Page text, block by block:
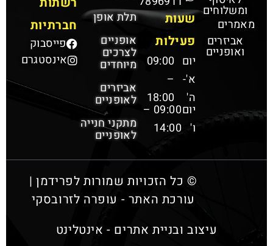
ומשלוחים
מאמרים
אביזרים
ואופניים
שעות
פעילות
יום
א'-
ה'
09:00
–
18:00
יום
ו'
09:00 –
14:00
תלת אופן
אופניים
לצרכים
מיוחדים
אביזרים
לאופניים
מתקני חנייה
לאופניים
חברתיות
פייסבוק
אינסטגרם
© כל הזכויות שמורות לפרידמן |
עורכת האתר - עופרה לזרובסקי
עיצוב ובניית אתרים - אינטלינט